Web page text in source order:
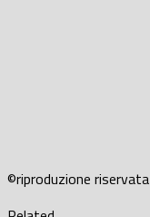
©riproduzione riservata